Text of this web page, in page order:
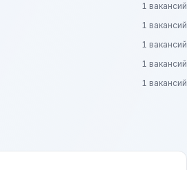
1 вакансий
1 вакансий
1 вакансий
1 вакансий
1 вакансий